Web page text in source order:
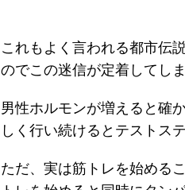
これもよく言われる都市伝
のでこの迷信が定着してし
男性ホルモンが増えると確
しく行い続けるとテストス
ただ、実は筋トレを始める